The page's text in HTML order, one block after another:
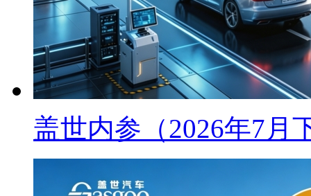
盖世内参（2026年7月